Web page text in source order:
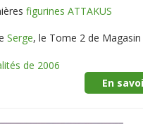
figurines ATTAKUS
Serge, le Tome 2 de Magasin
de 2006
En